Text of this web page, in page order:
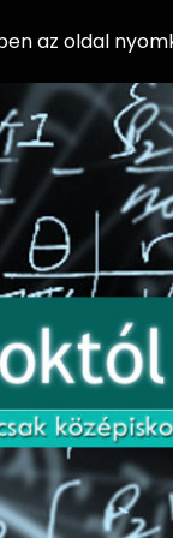
az oldal